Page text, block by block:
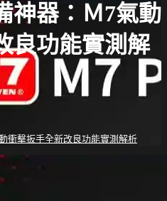
神器：Ｍ7氣動
良功能實測解
衝擊扳手全新改良功能實測解析